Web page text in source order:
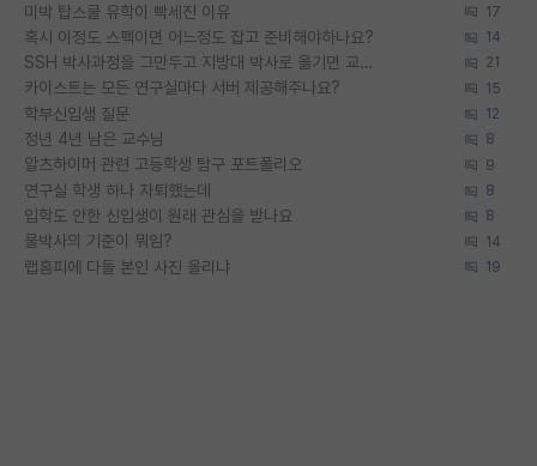
미박 탑스쿨 유학이 빡세진 이유 17
혹시 이정도 스펙이면 어느정도 잡고 준비해야하나요? 14
SSH 박사과정을 그만두고 지방대 박사로 옮기면 교수의 꿈은 끝일까요? 21
카이스트는 모든 연구실마다 서버 제공해주나요? 15
학부신입생 질문 12
정년 4년 남은 교수님 8
알츠하이머 관련 고등학생 탐구 포트폴리오 9
연구실 학생 하나 자퇴했는데 8
입학도 안한 신입생이 원래 관심을 받나요 8
물박사의 기준이 뭐임? 14
랩홈피에 다들 본인 사진 올리냐 19